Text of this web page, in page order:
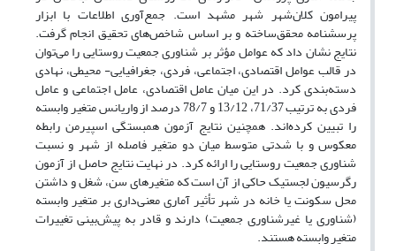
پیرامون کلان‌شهر شهر مشهد است. جمع‌آوری اطلاعات با ابزار
پرسشنامه محقق‌ساخته و بر اساس شاخص‌های تحقیق انجام گرفت.
نتایج نشان داد که عوامل مؤثر بر شناوری جمعیت روستایی را می‌توان
در قالب عوامل اقتصادی، اجتماعی، فردی، جغرافیایی- محیطی، نهادی
دسته‌بندی کرد. در این میان عامل اقتصادی، عامل اجتماعی و عامل
فردی به ترتیب 71/37، 13/12 و 78/7 درصد از واریانس متغیر وابسته
را تبیین کرده‌اند. همچنین نتایج آزمون همبستگی اسپیرمن رابطه
معکوس و با شدتی متوسط میان دو متغیر فاصله از شهر و نسبت
شناوری جمعیت روستایی را ارائه کرد. در نهایت نتایج حاصل از آزمون
رگرسیون لجستیک حاکی از آن است که متغیرهای سن، شغل و داشتن
محل سکونت یا خانه در شهر تأثیر آماری معنی‌داری بر متغیر وابسته
(شناوری یا غیرشناوری جمعیت) دارند و قادر به پیش‌بینی تغییرات
متغیر وابسته هستند.